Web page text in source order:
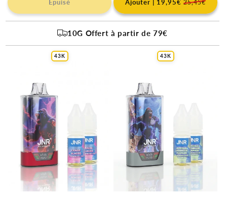
Épuisé Ajouter | 19,95€ 25,45€
10G Offert à partir de 79€
43K 43K